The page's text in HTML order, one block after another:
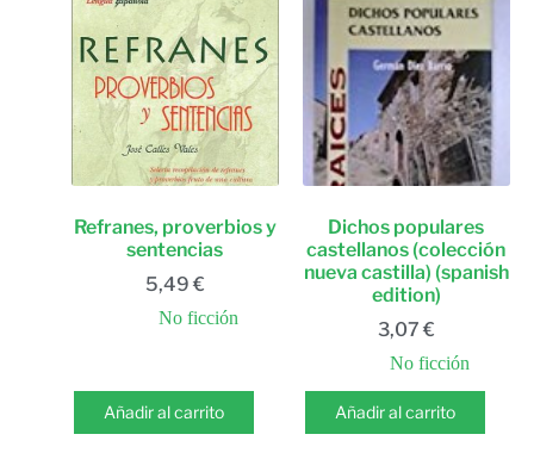
Refranes, proverbios y
sentencias
5,49 €
No ficción
Añadir al carrito
Dichos populares
castellanos (colección
nueva castilla) (spanish
edition)
3,07 €
No ficción
Añadir al carrito